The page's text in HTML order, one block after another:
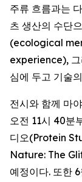
주류 흐름과는
츠 생산의 수단
(ecological
experience), 그
심에 두고 기술
전시와 함께 마
오전 11시 40분
디오(Protein
Nature: The
예정이다. 또한